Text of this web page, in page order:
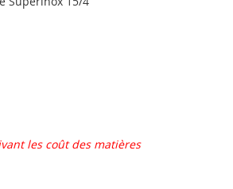
les coût des matières